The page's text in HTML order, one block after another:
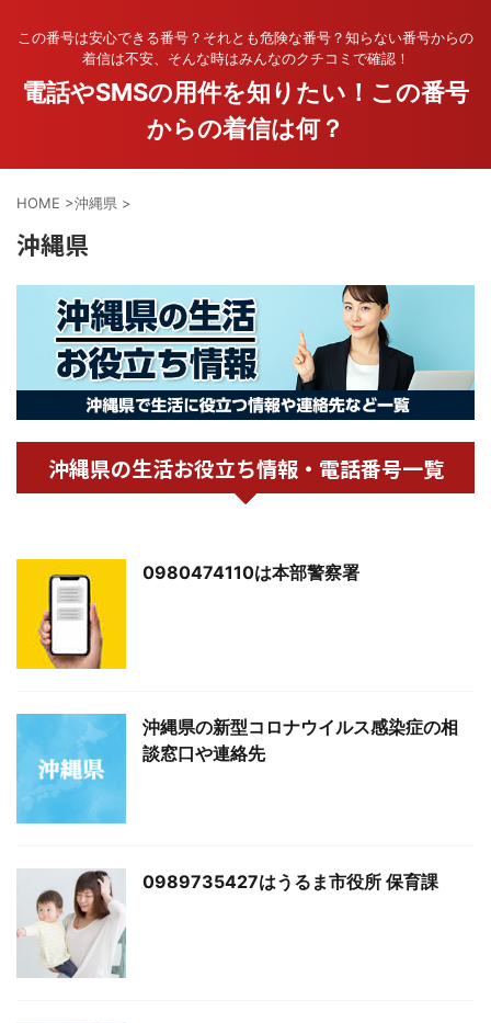
この番号は安心できる番号？それとも危険な番号？知らない番号からの
着信は不安、そんな時はみんなのクチコミで確認！
電話やSMSの用件を知りたい！この番号
からの着信は何？
HOME >沖縄県 >
沖縄県
沖縄県の生活お役立ち情報・電話番号一覧
0980474110は本部警察署
沖縄県の新型コロナウイルス感染症の相
談窓口や連絡先
0989735427はうるま市役所 保育課